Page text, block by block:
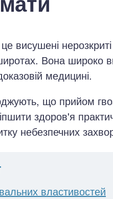
висушені
Вона широко
медицині.
що прийом
здоров'я
небезпечних
властивостей